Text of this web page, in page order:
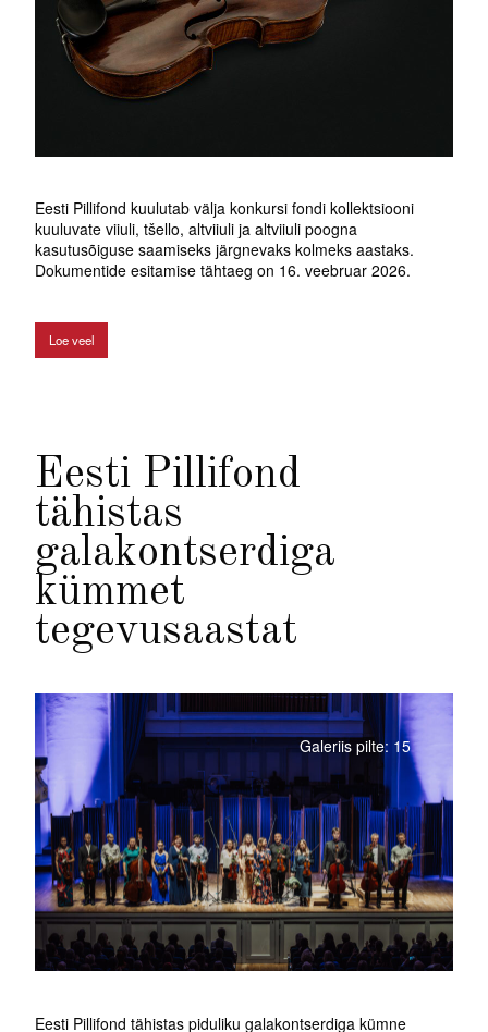
Eesti Pillifond kuulutab välja konkursi fondi kollektsiooni
kuuluvate viiuli, tšello, altviiuli ja altviiuli poogna
kasutusõiguse saamiseks järgnevaks kolmeks aastaks.
Dokumentide esitamise tähtaeg on 16. veebruar 2026.
Loe veel
Eesti Pillifond
tähistas
galakontserdiga
kümmet
tegevusaastat
Galeriis pilte: 15
Eesti Pillifond tähistas piduliku galakontserdiga kümne